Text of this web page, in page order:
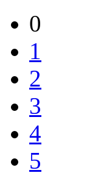
0
1
2
3
4
5